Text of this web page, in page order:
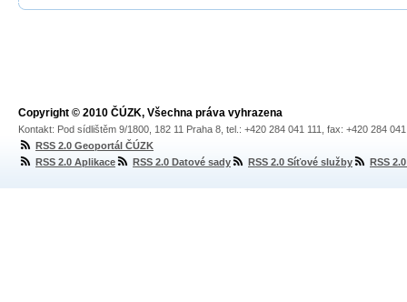
Copyright © 2010 ČÚZK, Všechna práva vyhrazena
Kontakt: Pod sídlištěm 9/1800, 182 11 Praha 8, tel.: +420 284 041 111, fax: +420 284
RSS 2.0 Geoportál ČÚZK
RSS 2.0 Aplikace
RSS 2.0 Datové sady RSS 2.0 Síťové služby RSS